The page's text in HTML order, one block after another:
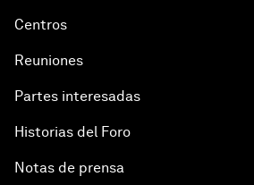
Centros
Reuniones
Partes interesadas
Historias del Foro
Notas de prensa